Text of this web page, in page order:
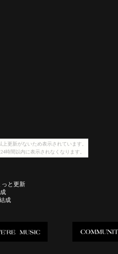
更新がないため表示されています。
時間以内に表示されなくなります。
っと更新
成